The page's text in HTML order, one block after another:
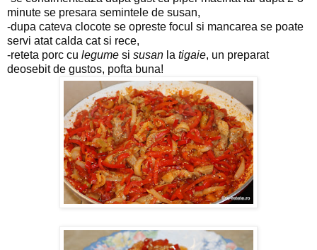
minute se presara semintele de susan,
-dupa cateva clocote se opreste focul si mancarea se poate
servi atat calda cat si rece,
-reteta porc cu legume si susan la tigaie, un preparat
deosebit de gustos, pofta buna!